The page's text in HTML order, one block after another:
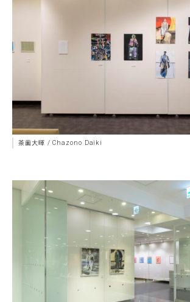
茶薗大暉 / Chazono Daiki